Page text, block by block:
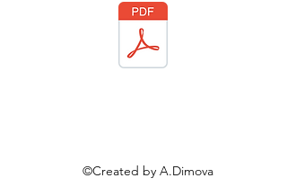
©Created by A.Dimova